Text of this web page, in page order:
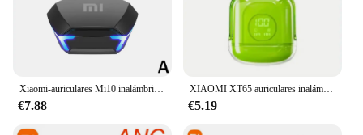
€7.88
XIAOMI XT65 auriculares inalámbricos TWS Bluetooth 5,3 auriculares con sonido estéreo deportivos Control táctil auriculares con reducción de ruido con micrófono
€5.19